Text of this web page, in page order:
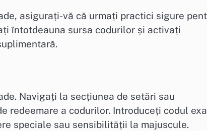
asigurați-vă că urmați practici sigure
întotdeauna sursa codurilor și activați
Navigați la secțiunea de setări sau
redeemare a codurilor. Introduceți codul
speciale sau sensibilității la majuscule.